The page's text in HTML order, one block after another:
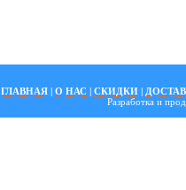
ГЛАВНАЯ | О НАС | СКИДКИ |
Разработка и